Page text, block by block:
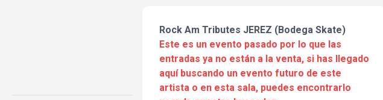
Rock Am Tributes JEREZ (Bodega Skate)
Este es un evento pasado por lo que las
entradas ya no están a la venta, si has llegado
aquí buscando un evento futuro de este
artista o en esta sala, puedes encontrarlo